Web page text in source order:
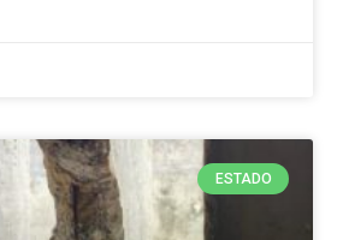
ESTADO